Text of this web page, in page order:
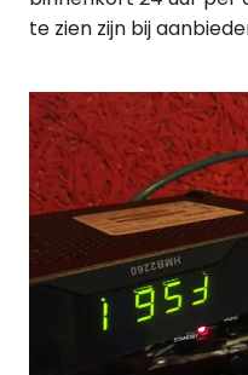
te zien zijn bij